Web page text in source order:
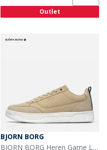
Outlet
BJORN BORG
BJORN BORG Heren Game Lage Sneakers Beige